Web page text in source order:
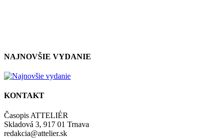
NAJNOVŠIE VYDANIE
KONTAKT
Časopis ATTELIÉR
Skladová 3, 917 01 Trnava
redakcia@attelier.sk